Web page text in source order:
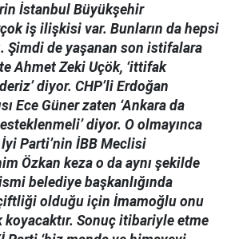
İstanbul Büyükşehir
iş ilişkisi var. Bunların da hepsi
Şimdi de yaşanan son istifalara
Ahmet Zeki Uçök, ‘ittifak
diyor. CHP’li Erdoğan
Ece Güner zaten ‘Ankara da
diyor. O olmayınca
Parti’nin İBB Meclisi
Özkan keza o da aynı şekilde
belediye başkanlığında
olduğu için İmamoğlu onu
koyacaktır. Sonuç itibariyle etme